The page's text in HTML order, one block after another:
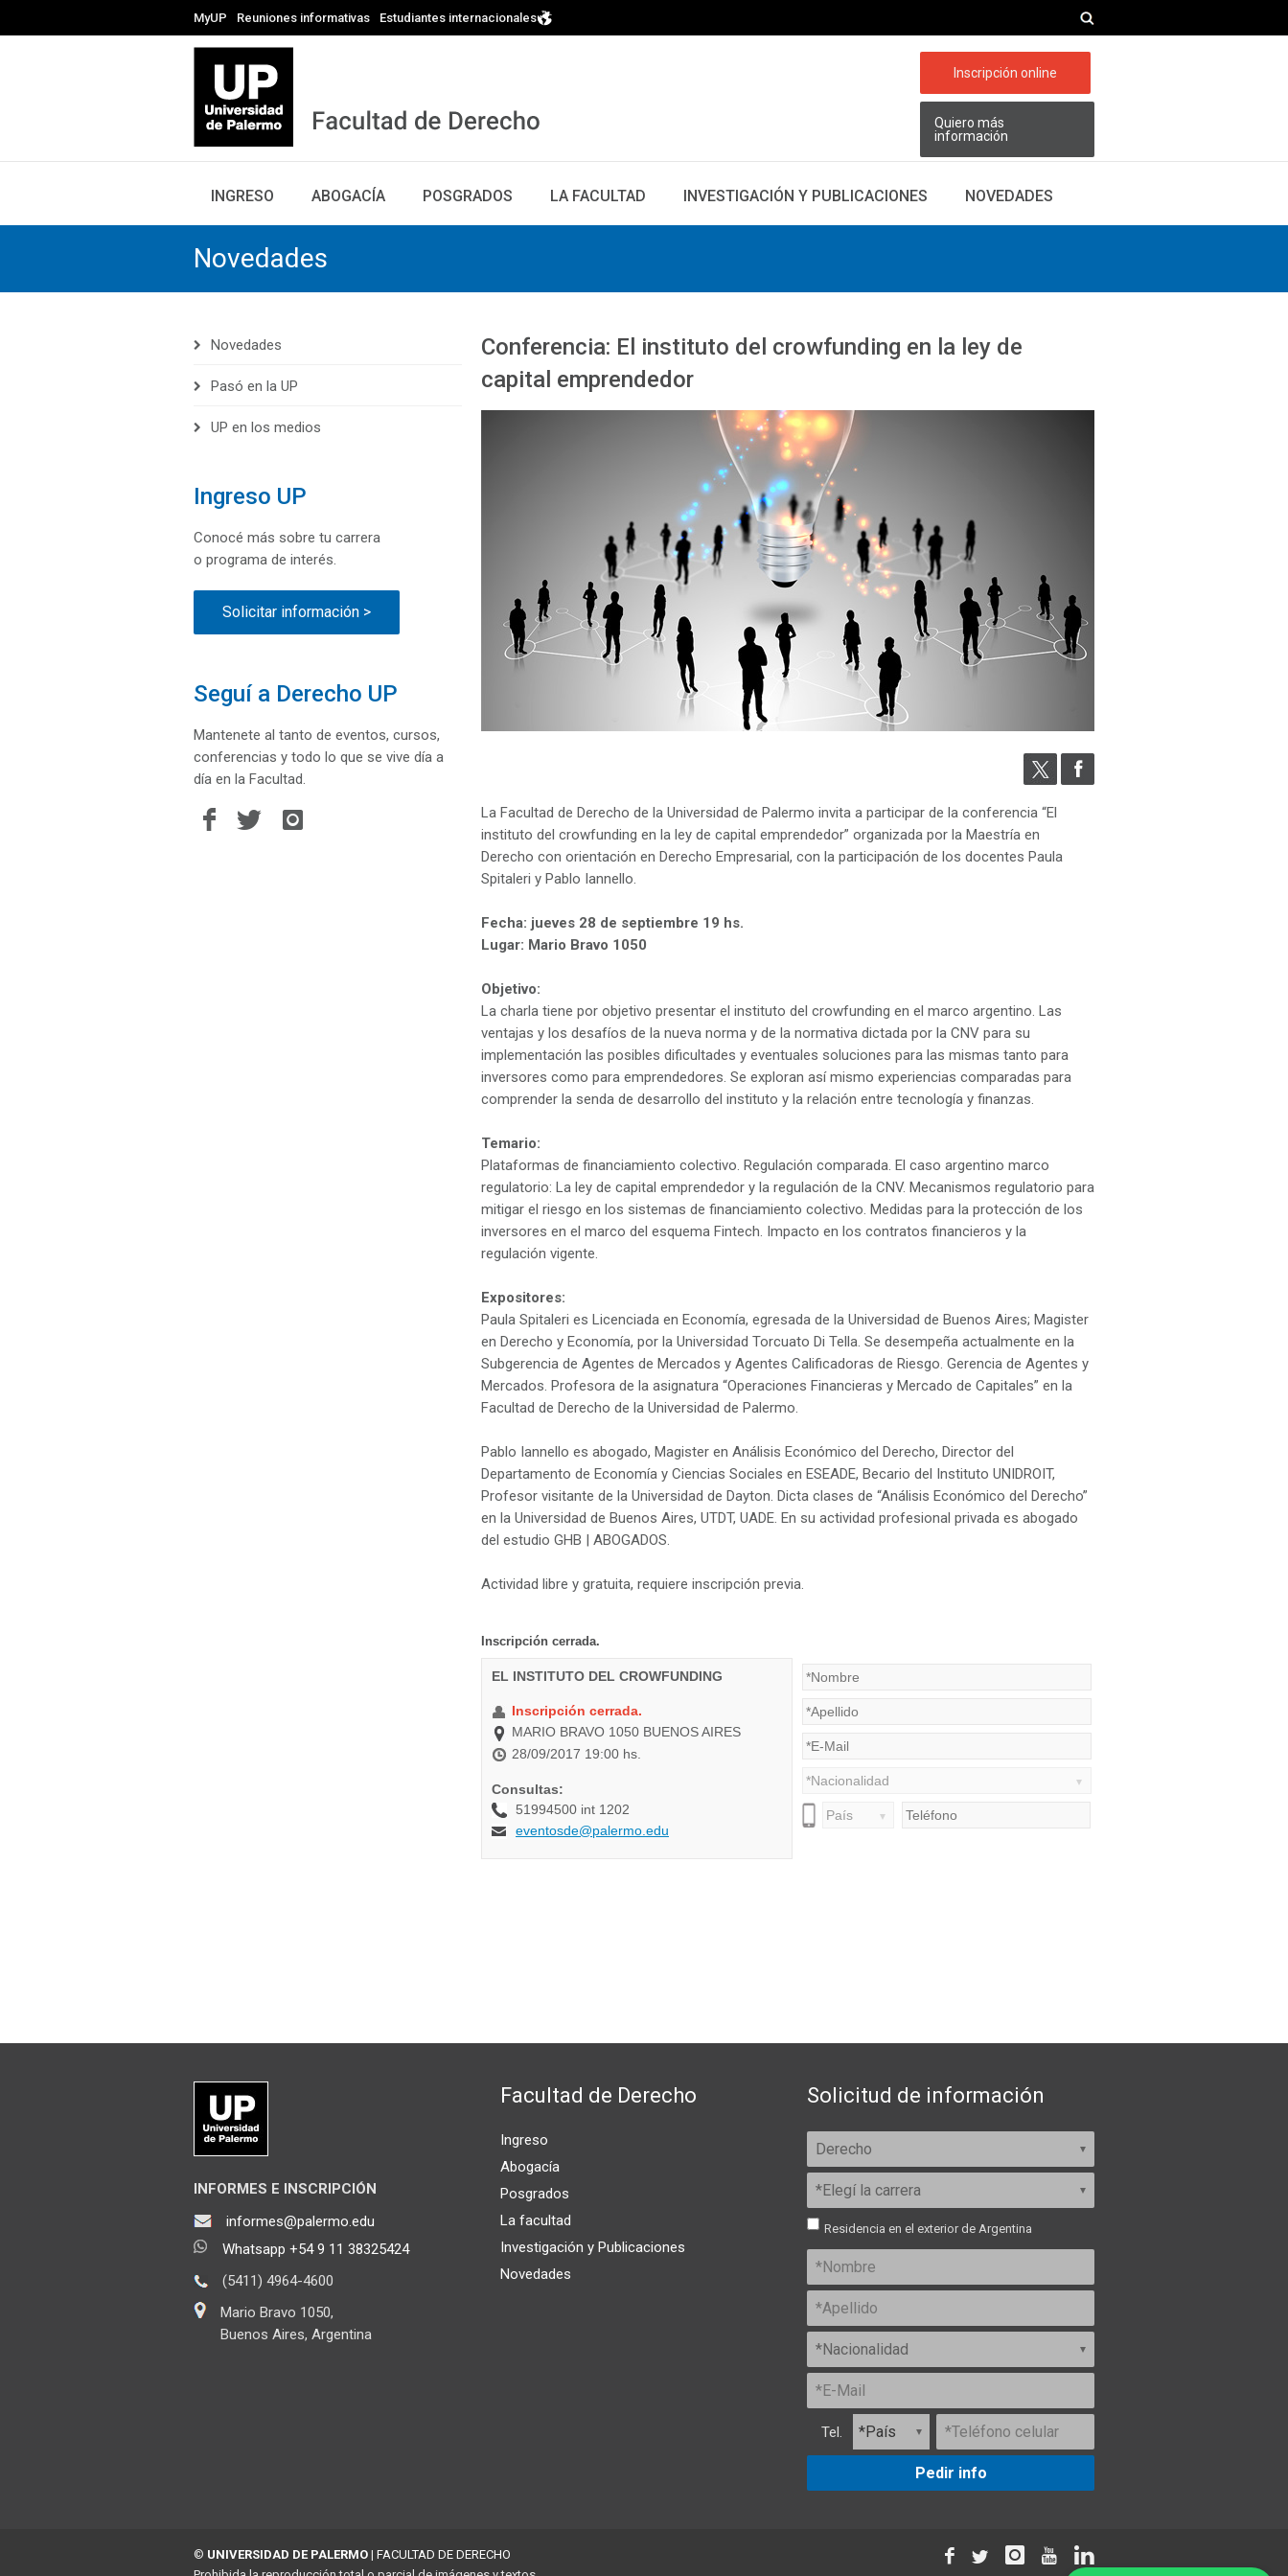
MyUP Reuniones informativas Estudiantes internacionales
Inscripción online
Quiero más
información
INGRESO ABOGACÍA POSGRADOS LA FACULTAD INVESTIGACIÓN Y PUBLICACIONES NOVEDADES
Novedades
Conferencia: El instituto del crowfunding en la ley de
capital emprendedor
La Facultad de Derecho de la Universidad de Palermo invita a participar de la conferencia “El
instituto del crowfunding en la ley de capital emprendedor” organizada por la Maestría en
Derecho con orientación en Derecho Empresarial, con la participación de los docentes Paula
Spitaleri y Pablo Iannello.
Fecha: jueves 28 de septiembre 19 hs.
Lugar: Mario Bravo 1050
Objetivo:
La charla tiene por objetivo presentar el instituto del crowfunding en el marco argentino. Las
ventajas y los desafíos de la nueva norma y de la normativa dictada por la CNV para su
implementación las posibles dificultades y eventuales soluciones para las mismas tanto para
inversores como para emprendedores. Se exploran así mismo experiencias comparadas para
comprender la senda de desarrollo del instituto y la relación entre tecnología y finanzas.
Temario:
Plataformas de financiamiento colectivo. Regulación comparada. El caso argentino marco
regulatorio: La ley de capital emprendedor y la regulación de la CNV. Mecanismos regulatorio para
mitigar el riesgo en los sistemas de financiamiento colectivo. Medidas para la protección de los
inversores en el marco del esquema Fintech. Impacto en los contratos financieros y la
regulación vigente.
Expositores:
Paula Spitaleri es Licenciada en Economía, egresada de la Universidad de Buenos Aires; Magister
en Derecho y Economía, por la Universidad Torcuato Di Tella. Se desempeña actualmente en la
Subgerencia de Agentes de Mercados y Agentes Calificadoras de Riesgo. Gerencia de Agentes y
Mercados. Profesora de la asignatura “Operaciones Financieras y Mercado de Capitales” en la
Facultad de Derecho de la Universidad de Palermo.
Pablo Iannello es abogado, Magister en Análisis Económico del Derecho, Director del
Departamento de Economía y Ciencias Sociales en ESEADE, Becario del Instituto UNIDROIT,
Profesor visitante de la Universidad de Dayton. Dicta clases de “Análisis Económico del Derecho”
en la Universidad de Buenos Aires, UTDT, UADE. En su actividad profesional privada es abogado
del estudio GHB | ABOGADOS.
Actividad libre y gratuita, requiere inscripción previa.
Novedades
Pasó en la UP
UP en los medios
Ingreso UP
Conocé más sobre tu carrera
o programa de interés.
Solicitar información >
Seguí a Derecho UP
Mantenete al tanto de eventos, cursos,
conferencias y todo lo que se vive día a
día en la Facultad.
INFORMES E INSCRIPCIÓN
informes@palermo.edu
Whatsapp +54 9 11 38325424
(5411) 4964-4600
Mario Bravo 1050,
Buenos Aires, Argentina
Facultad de Derecho
Ingreso
Abogacía
Posgrados
La facultad
Investigación y Publicaciones
Novedades
Solicitud de información
Residencia en el exterior de Argentina
Tel.
Pedir info
© UNIVERSIDAD DE PALERMO | FACULTAD DE DERECHO